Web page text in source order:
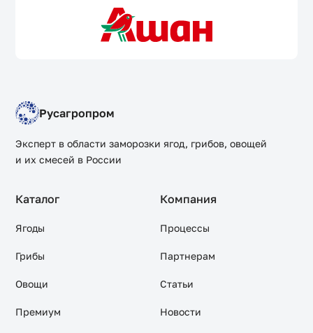
Русагропром
Эксперт в области заморозки ягод, грибов, овощей
и их смесей в России
Каталог
Ягоды
Грибы
Овощи
Премиум
Компания
Процессы
Партнерам
Статьи
Новости